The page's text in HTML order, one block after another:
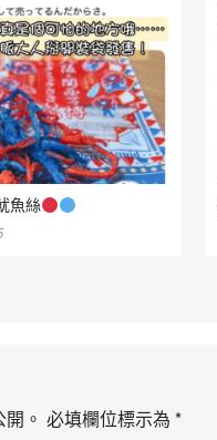
魚絲
。 必填欄位標示為 *